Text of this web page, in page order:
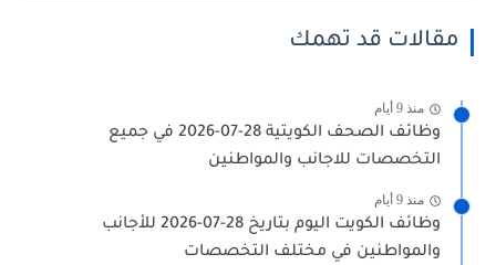
مقالات قد تهمك
منذ 9 أيام
وظائف الصحف الكويتية 28-07-2026 في جميع
التخصصات للاجانب والمواطنين
منذ 9 أيام
وظائف الكويت اليوم بتاريخ 28-07-2026 للأجانب
والمواطنين في مختلف التخصصات